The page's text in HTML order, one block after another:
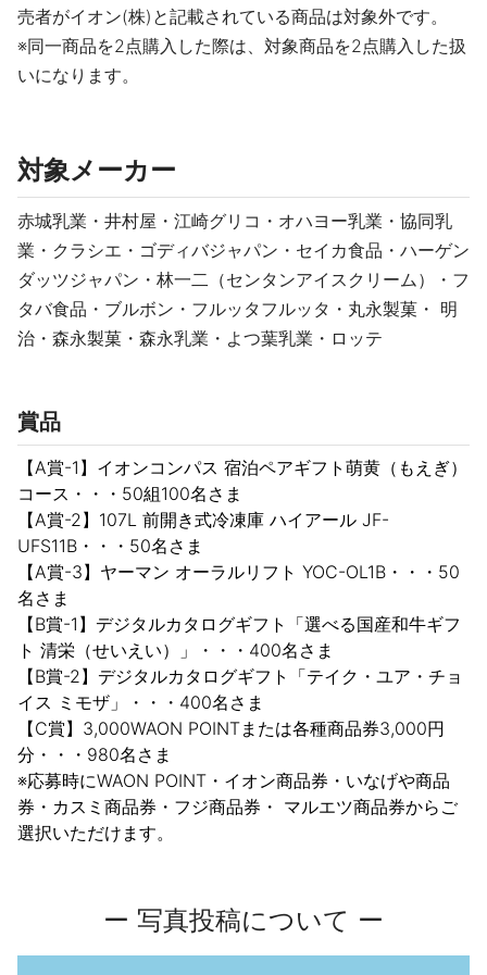
売者がイオン(株)と記載されている商品は対象外です。
※同一商品を2点購入した際は、対象商品を2点購入した扱
いになります。
対象メーカー
赤城乳業・井村屋・江崎グリコ・オハヨー乳業・協同乳
業・クラシエ・ゴディバジャパン・セイカ食品・ハーゲン
ダッツジャパン・林一二（センタンアイスクリーム）・フ
タバ食品・ブルボン・フルッタフルッタ・丸永製菓・ 明
治・森永製菓・森永乳業・よつ葉乳業・ロッテ
賞品
【A賞-1】イオンコンパス 宿泊ペアギフト萌黄（もえぎ）
コース・・・50組100名さま
【A賞-2】107L 前開き式冷凍庫 ハイアール JF-
UFS11B・・・50名さま
【A賞-3】ヤーマン オーラルリフト YOC-OL1B・・・50
名さま
【B賞-1】デジタルカタログギフト「選べる国産和牛ギフ
ト 清栄（せいえい）」・・・400名さま
【B賞-2】デジタルカタログギフト「テイク・ユア・チョ
イス ミモザ」・・・400名さま
【C賞】3,000WAON POINTまたは各種商品券3,000円
分・・・980名さま
※応募時にWAON POINT・イオン商品券・いなげや商品
券・カスミ商品券・フジ商品券・ マルエツ商品券からご
選択いただけます。
ー 写真投稿について ー